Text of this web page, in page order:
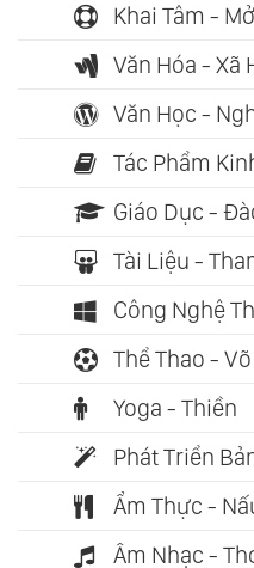
Khai Tâm -
Văn Hóa - Xã
Văn Học -
Tác Phẩm
Giáo Dục -
Tài Liệu -
Công Nghệ
Thể Thao -
Yoga - Thiền
Phát Triển
Ẩm Thực -
Âm Nhạc -